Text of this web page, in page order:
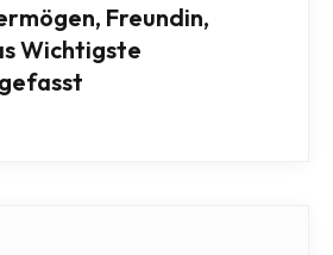
Freundin,
Wichtigste